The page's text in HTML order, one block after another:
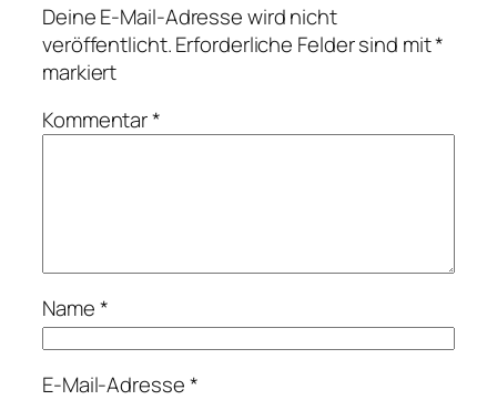
Deine E-Mail-Adresse wird nicht
veröffentlicht.Erforderliche Felder sind mit*
markiert
Kommentar*
Name*
E-Mail-Adresse*